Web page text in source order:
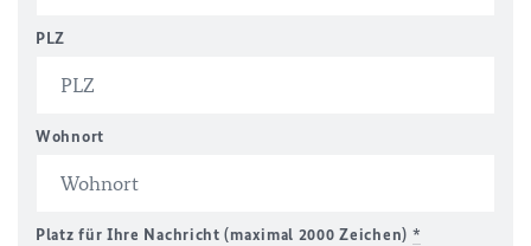
PLZ
Wohnort
Platz für Ihre Nachricht (maximal 2000 Zeichen) *